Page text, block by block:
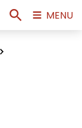
MENU